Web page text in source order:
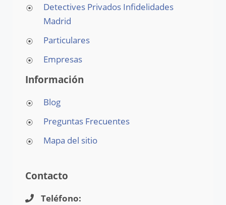
Detectives Privados Infidelidades
Madrid
Particulares
Empresas
Información
Blog
Preguntas Frecuentes
Mapa del sitio
Contacto
Teléfono: